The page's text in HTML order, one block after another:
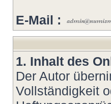
E-Mail :
1. Inhalt des
Der Autor
Vollständigkeit